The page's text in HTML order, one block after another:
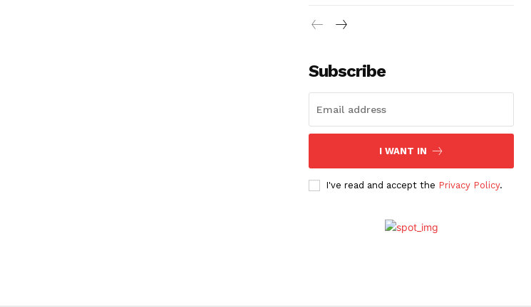
Subscribe
I WANT IN
I've read and accept the Privacy Policy.